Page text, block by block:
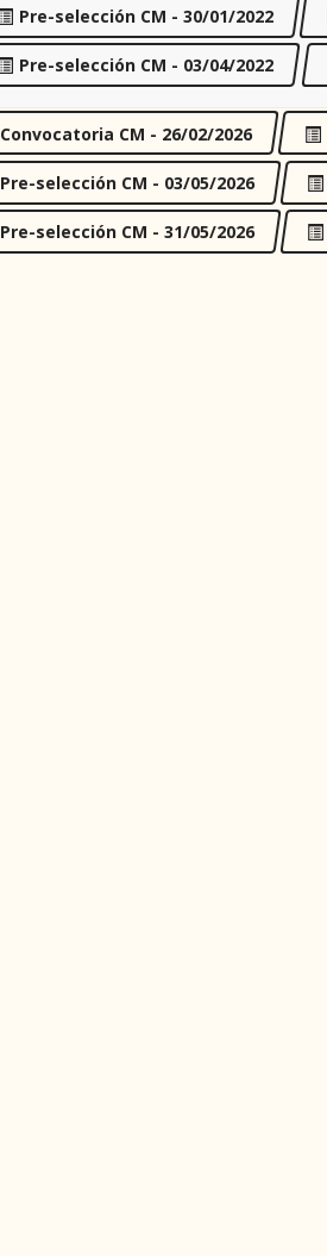
Pre-selección CM - 30/01/2022
Pre-selección CM - 03/04/2022
Convocatoria CM - 26/02/2026
Pre-selección CM - 03/05/2026
Pre-selección CM - 31/05/2026